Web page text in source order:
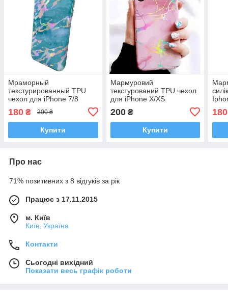
Мраморный
текстурированный TPU
чехол для iPhone 7/8
180 ₴ 200 ₴
Купити
Мармуровий
текстурований TPU чехол
для iPhone X/XS
200₴
Купити
180
Про нас
71% позитивних з 8 відгуків за рік
Працює з 17.11.2015
м. Київ
Київ, Україна
Контакти
Сьогодні вихідний
Показати весь графік роботи